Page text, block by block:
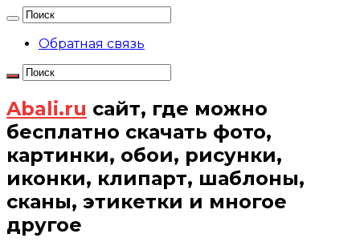
Обратная связь
Abali.ru сайт, где можно
бесплатно скачать фото,
картинки, обои, рисунки,
иконки, клипарт, шаблоны,
сканы, этикетки и многое
другое